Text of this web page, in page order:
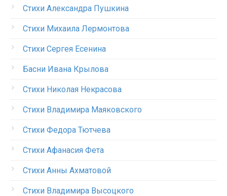
Стихи Александра Пушкина
Стихи Михаила Лермонтова
Стихи Сергея Есенина
Басни Ивана Крылова
Стихи Николая Некрасова
Стихи Владимира Маяковского
Стихи Федора Тютчева
Стихи Афанасия Фета
Стихи Анны Ахматовой
Стихи Владимира Высоцкого